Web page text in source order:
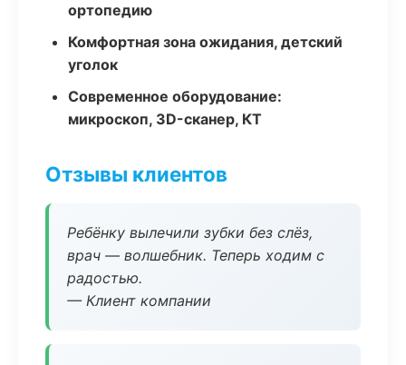
ортопедию
Комфортная зона ожидания, детский
уголок
Современное оборудование:
микроскоп, 3D-сканер, КТ
Отзывы клиентов
Ребёнку вылечили зубки без слёз,
врач — волшебник. Теперь ходим с
радостью.
— Клиент компании